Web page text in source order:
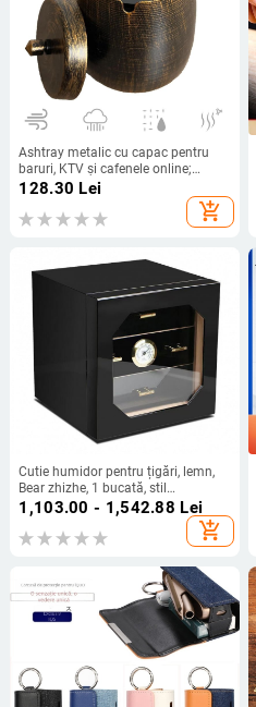
Ashtray metalic cu capac pentru
baruri, KTV și cafenele online;
imprimare logo disponibilă;
personalizabil; brand huachuang
128.30 Lei
add_shopping_cart
Cutie humidor pentru țigări, lemn,
Bear zhizhe, 1 bucată, stil
minimalist
1,103.00 - 1,542.88 Lei
add_shopping_cart